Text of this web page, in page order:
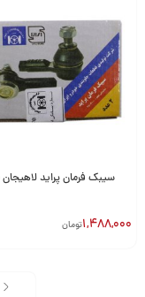
سیبک فرمان پراید لاهیجان
1,488,000تومان